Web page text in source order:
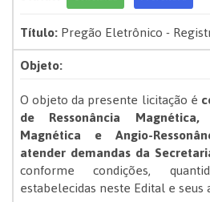
Título:Pregão Eletrônico -
Objeto:
O objeto da presente licitação é
de Ressonância Magnética,
Magnética e Angio-
atender demandas da
conforme condições,
estabelecidas neste Edital e seus